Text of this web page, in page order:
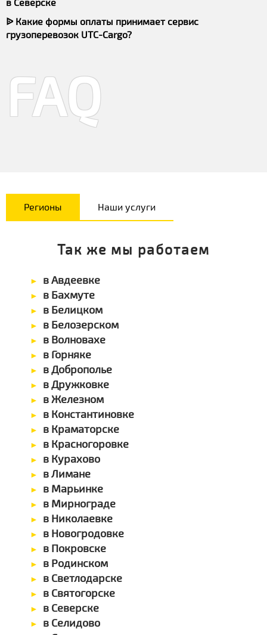
ᐉ Какие формы оплаты принимает сервис
грузоперевозок UTC-Cargo?
FAQ
Регионы Наши услуги
Так же мы работаем
в Авдеевке
в Бахмуте
в Белицком
в Белозерском
в Волновахе
в Горняке
в Доброполье
в Дружковке
в Железном
в Константиновке
в Краматорске
в Красногоровке
в Курахово
в Лимане
в Марьинке
в Мирнограде
в Николаевке
в Новогродовке
в Покровске
в Родинском
в Светлодарске
в Святогорске
в Северске
в Селидово